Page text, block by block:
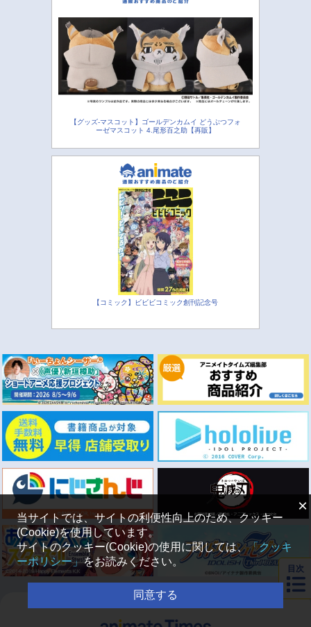
【グッズ-マスコット】ゴールデンカムイ どうぶつフォ
ーゼマスコット 4.尾形百之助【再販】
【コミック】ビビビコミック創刊記念号
目次
×
当サイトでは、サイトの利便性向上のため、クッキー
(Cookie)を使用しています。
サイトのクッキー(Cookie)の使用に関しては、「クッキ
ーポリシー」をお読みください。
同意する